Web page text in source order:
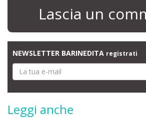
Lascia un
NEWSLETTER BARINEDITA registrati
Leggi anche